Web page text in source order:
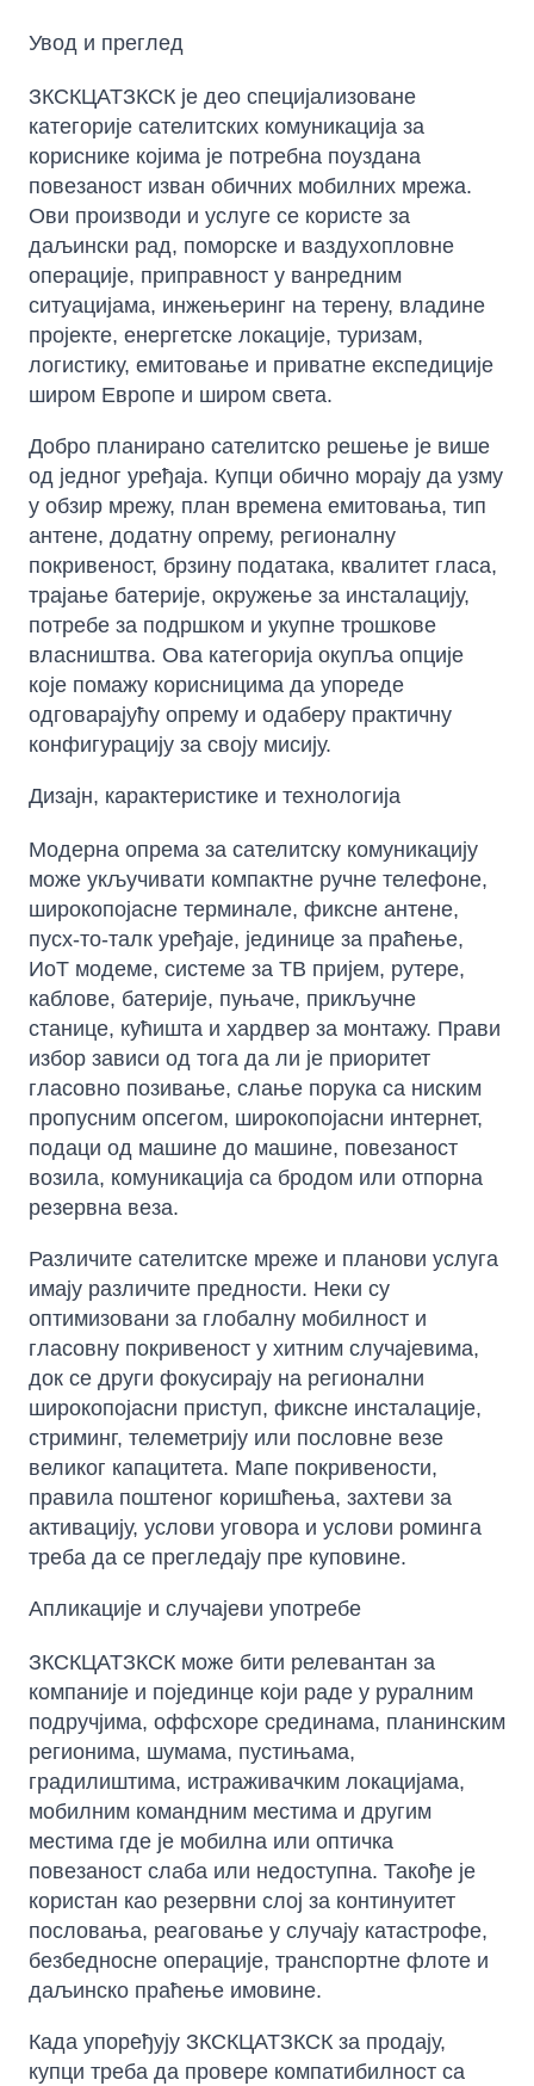
Увод и преглед
ЗКСКЦАТЗКСК је део специјализоване
категорије сателитских комуникација за
кориснике којима је потребна поуздана
повезаност изван обичних мобилних мрежа.
Ови производи и услуге се користе за
даљински рад, поморске и ваздухопловне
операције, приправност у ванредним
ситуацијама, инжењеринг на терену, владине
пројекте, енергетске локације, туризам,
логистику, емитовање и приватне експедиције
широм Европе и широм света.
Добро планирано сателитско решење је више
од једног уређаја. Купци обично морају да узму
у обзир мрежу, план времена емитовања, тип
антене, додатну опрему, регионалну
покривеност, брзину података, квалитет гласа,
трајање батерије, окружење за инсталацију,
потребе за подршком и укупне трошкове
власништва. Ова категорија окупља опције
које помажу корисницима да упореде
одговарајућу опрему и одаберу практичну
конфигурацију за своју мисију.
Дизајн, карактеристике и технологија
Модерна опрема за сателитску комуникацију
може укључивати компактне ручне телефоне,
широкопојасне терминале, фиксне антене,
пусх-то-талк уређаје, јединице за праћење,
ИоТ модеме, системе за ТВ пријем, рутере,
каблове, батерије, пуњаче, прикључне
станице, кућишта и хардвер за монтажу. Прави
избор зависи од тога да ли је приоритет
гласовно позивање, слање порука са ниским
пропусним опсегом, широкопојасни интернет,
подаци од машине до машине, повезаност
возила, комуникација са бродом или отпорна
резервна веза.
Различите сателитске мреже и планови услуга
имају различите предности. Неки су
оптимизовани за глобалну мобилност и
гласовну покривеност у хитним случајевима,
док се други фокусирају на регионални
широкопојасни приступ, фиксне инсталације,
стриминг, телеметрију или пословне везе
великог капацитета. Мапе покривености,
правила поштеног коришћења, захтеви за
активацију, услови уговора и услови роминга
треба да се прегледају пре куповине.
Апликације и случајеви употребе
ЗКСКЦАТЗКСК може бити релевантан за
компаније и појединце који раде у руралним
подручјима, оффсхоре срединама, планинским
регионима, шумама, пустињама,
градилиштима, истраживачким локацијама,
мобилним командним местима и другим
местима где је мобилна или оптичка
повезаност слаба или недоступна. Такође је
користан као резервни слој за континуитет
пословања, реаговање у случају катастрофе,
безбедносне операције, транспортне флоте и
даљинско праћење имовине.
Када упоређују ЗКСКЦАТЗКСК за продају,
купци треба да провере компатибилност са